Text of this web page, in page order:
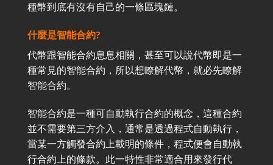
種幣到底有沒有自己的一條區塊鏈。
什麼是智能合約?
代幣跟智能合約息息相關，甚至可以說代幣即是一
種常見的智能合約，所以想瞭解代幣，就必先瞭解
智能合約。
智能合約是一種可自動執行合約的概念，這種合約
並不需要第三方介入，通常是透過程式自動執行，
當某一方觸發合約上載明的條件，程式便會自動執
行合約上的條款。此一特性非常適合用來發行代